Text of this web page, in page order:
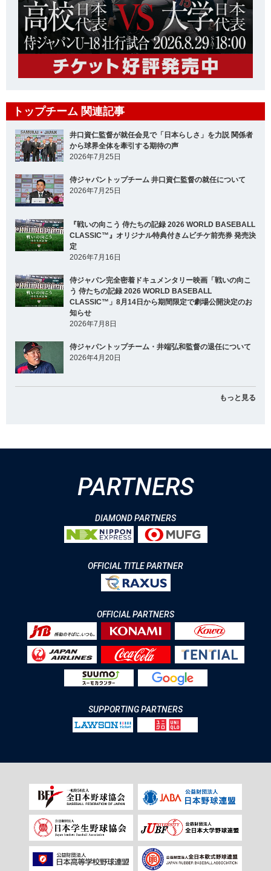
トップチーム 関連記事
井口資仁監督が就任会見で「日本らしさ」を力説 関係者
から球界全体を牽引する期待の声
2026年7月25日
侍ジャパントップチーム 井口資仁監督の就任について
2026年7月25日
『戦いの向こう 侍たちの記録 2026 WORLD BASEBALL
CLASSIC™』オリジナル特典付きムビチケ前売券 発売決
定
2026年7月16日
侍ジャパン完全密着ドキュメンタリー映画「戦いの向こ
う 侍たちの記録 2026 WORLD BASEBALL
CLASSIC™」8月14日から期間限定で劇場公開決定のお
知らせ
2026年7月8日
侍ジャパントップチーム・井端弘和監督の退任について
2026年4月20日
もっと見る
PARTNERS
DIAMOND PARTNERS
OFFICIAL TITLE PARTNER
OFFICIAL PARTNERS
SUPPORTING PARTNERS